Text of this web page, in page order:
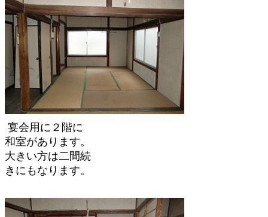
宴会用に２階に
和室があります。
大きい方は二間続
きにもなります。